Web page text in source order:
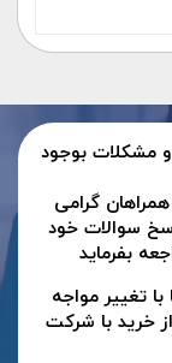
و مشکلات بوجود
گرامی
سوالات خود
بفرماید
تغییر مواجه
خرید با شرکت